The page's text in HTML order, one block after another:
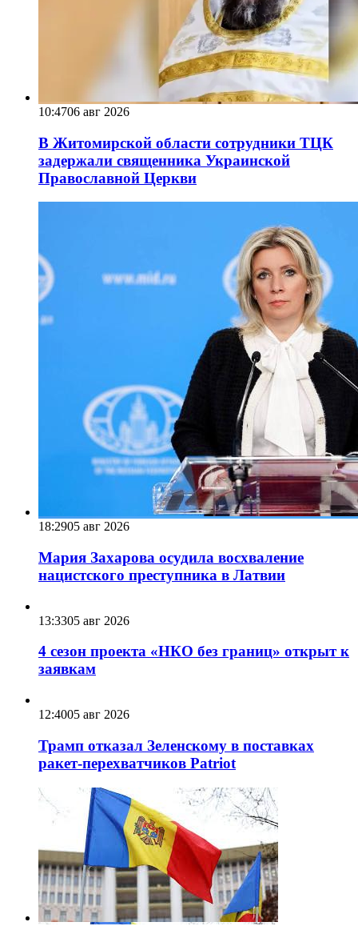
10:4706 авг 2026
В Житомирской области сотрудники ТЦК
задержали священника Украинской
Православной Церкви
18:2905 авг 2026
Мария Захарова осудила восхваление
нацистского преступника в Латвии
13:3305 авг 2026
4 сезон проекта «НКО без границ» открыт к
заявкам
12:4005 авг 2026
Трамп отказал Зеленскому в поставках
ракет-перехватчиков Patriot